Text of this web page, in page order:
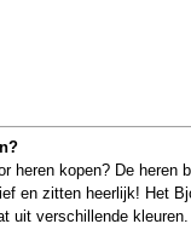
heren kopen? De heren
en zitten heerlijk! Het
uit verschillende kleuren.